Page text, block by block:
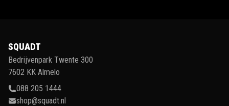
SQUADT
Bedrijvenpark Twente 300
7602 KK Almelo
088 205 1444
shop@squadt.nl